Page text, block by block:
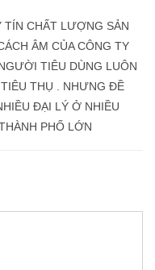
CHẤT LƯỢNG SẢN
ÂM CỦA CÔNG TY
TIÊU DÙNG LUÔN
THỤ . NHƯNG ĐỀ
ĐẠI LÝ Ở NHIỀU
PHỐ LỚN